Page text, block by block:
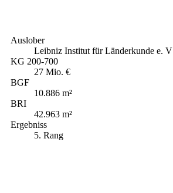
Auslober
Leibniz Institut für Länderkunde e. V
KG 200-700
27 Mio. €
BGF
10.886 m²
BRI
42.963 m²
Ergebniss
5. Rang